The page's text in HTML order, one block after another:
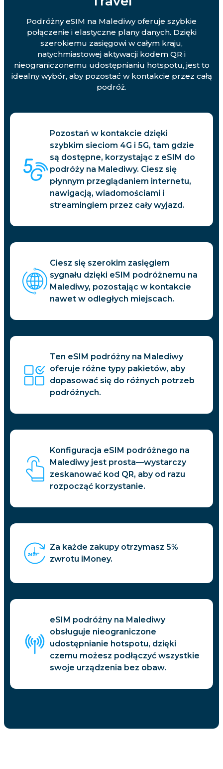
Podróżny eSIM na Malediwy oferuje szybkie
połączenie i elastyczne plany danych. Dzięki
szerokiemu zasięgowi w całym kraju,
natychmiastowej aktywacji kodem QR i
nieograniczonemu udostępnianiu hotspotu, jest to
idealny wybór, aby pozostać w kontakcie przez całą
podróż.
Pozostań w kontakcie dzięki
szybkim sieciom 4G i 5G, tam gdzie
są dostępne, korzystając z eSIM do
podróży na Malediwy. Ciesz się
płynnym przeglądaniem internetu,
nawigacją, wiadomościami i
streamingiem przez cały wyjazd.
Ciesz się szerokim zasięgiem
sygnału dzięki eSIM podróżnemu na
Malediwy, pozostając w kontakcie
nawet w odległych miejscach.
Ten eSIM podróżny na Malediwy
oferuje różne typy pakietów, aby
dopasować się do różnych potrzeb
podróżnych.
Konfiguracja eSIM podróżnego na
Malediwy jest prosta—wystarczy
zeskanować kod QR, aby od razu
rozpocząć korzystanie.
Za każde zakupy otrzymasz 5%
zwrotu iMoney.
eSIM podróżny na Malediwy
obsługuje nieograniczone
udostępnianie hotspotu, dzięki
czemu możesz podłączyć wszystkie
swoje urządzenia bez obaw.